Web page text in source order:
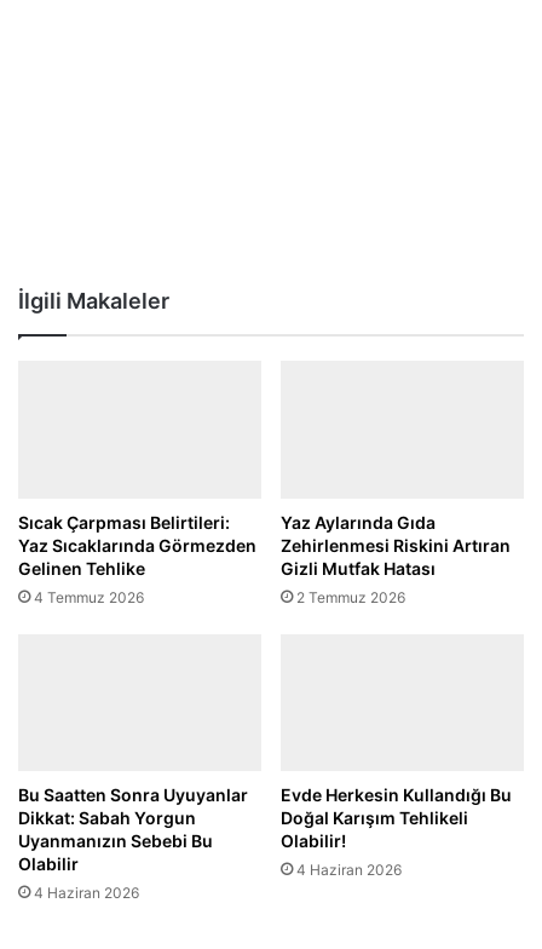
İlgili Makaleler
Sıcak Çarpması Belirtileri:
Yaz Sıcaklarında Görmezden
Gelinen Tehlike
4 Temmuz 2026
Yaz Aylarında Gıda
Zehirlenmesi Riskini Artıran
Gizli Mutfak Hatası
2 Temmuz 2026
Bu Saatten Sonra Uyuyanlar
Dikkat: Sabah Yorgun
Uyanmanızın Sebebi Bu
Olabilir
4 Haziran 2026
Evde Herkesin Kullandığı Bu
Doğal Karışım Tehlikeli
Olabilir!
4 Haziran 2026